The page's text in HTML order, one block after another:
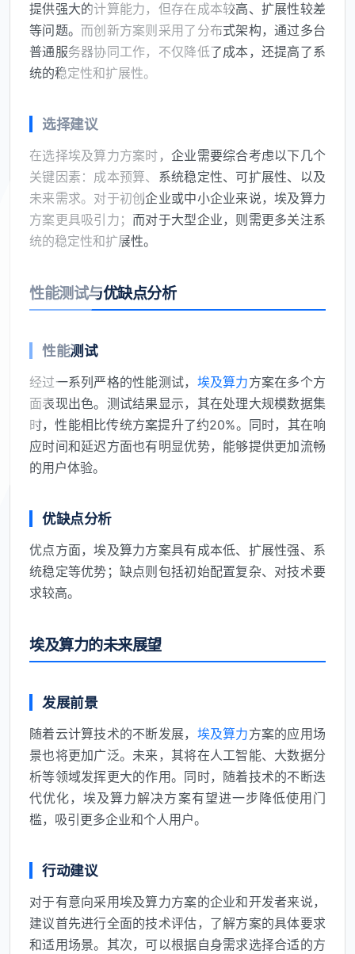
提供强大的计算能力，但存在成本较高、扩展性较差
等问题。而创新方案则采用了分布式架构，通过多台
普通服务器协同工作，不仅降低了成本，还提高了系
统的稳定性和扩展性。
选择建议
在选择埃及算力方案时，企业需要综合考虑以下几个
关键因素：成本预算、系统稳定性、可扩展性、以及
未来需求。对于初创企业或中小企业来说，埃及算力
方案更具吸引力；而对于大型企业，则需更多关注系
统的稳定性和扩展性。
性能测试与优缺点分析
性能测试
经过一系列严格的性能测试， 埃及算力方案在多个方
面表现出色。测试结果显示，其在处理大规模数据集
时，性能相比传统方案提升了约20%。同时，其在响
应时间和延迟方面也有明显优势，能够提供更加流畅
的用户体验。
优缺点分析
优点方面，埃及算力方案具有成本低、扩展性强、系
统稳定等优势；缺点则包括初始配置复杂、对技术要
求较高。
埃及算力的未来展望
发展前景
随着云计算技术的不断发展， 埃及算力方案的应用场
景也将更加广泛。未来，其将在人工智能、大数据分
析等领域发挥更大的作用。同时，随着技术的不断迭
代优化，埃及算力解决方案有望进一步降低使用门
槛，吸引更多企业和个人用户。
行动建议
对于有意向采用埃及算力方案的企业和开发者来说，
建议首先进行全面的技术评估，了解方案的具体要求
和适用场景。其次，可以根据自身需求选择合适的方